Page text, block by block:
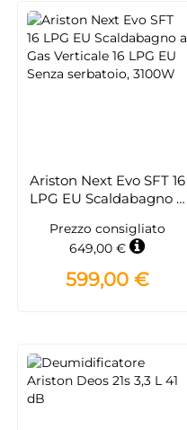
Ariston Next Evo SFT 16
LPG EU Scaldabagno a
Senza serbatoio, 3100W
Prezzo consigliato
649,00 €
599,00 €